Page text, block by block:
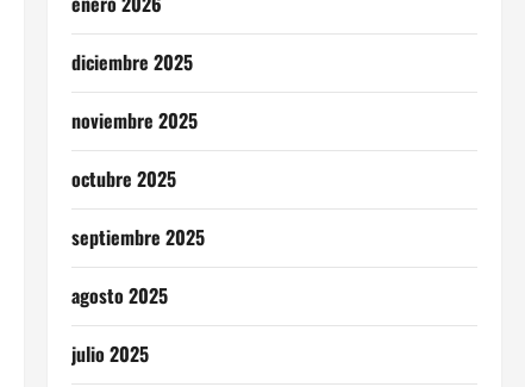
diciembre 2025
noviembre 2025
octubre 2025
septiembre 2025
agosto 2025
julio 2025